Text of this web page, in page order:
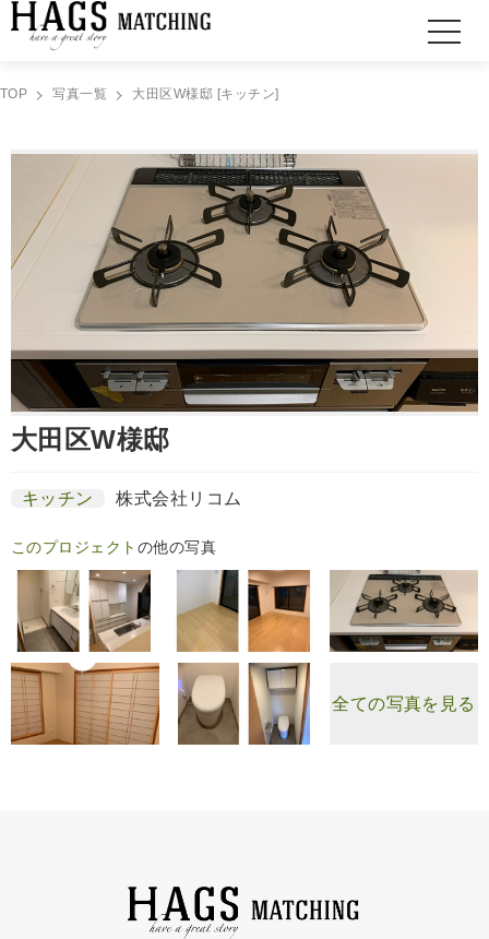
TOP 写真一覧 大田区W様邸 [キッチン]
大田区W様邸
キッチン 株式会社リコム
このプロジェクト の他の写真
全ての写真を見る